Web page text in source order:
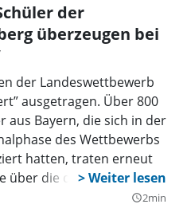
der
überzeugen bei
der Landeswettbewerb
ausgetragen. Über 800
aus Bayern, die sich in der
des Wettbewerbs
hatten, traten erneut
über die dargebotene
entschied. Im Fokus
query_builder2min